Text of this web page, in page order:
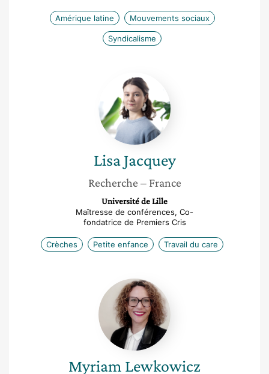
Amérique latine Mouvements sociaux
Syndicalisme
Lisa
Jacquey
Lisa Jacquey
Recherche – France
Université de Lille
Maîtresse de conférences, Co-
fondatrice de Premiers Cris
Crèches Petite enfance Travail du care
Myriam
Lewkowicz
Myriam Lewkowicz